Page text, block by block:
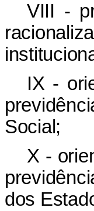
VIII -
IX -
Social;
X -
dos